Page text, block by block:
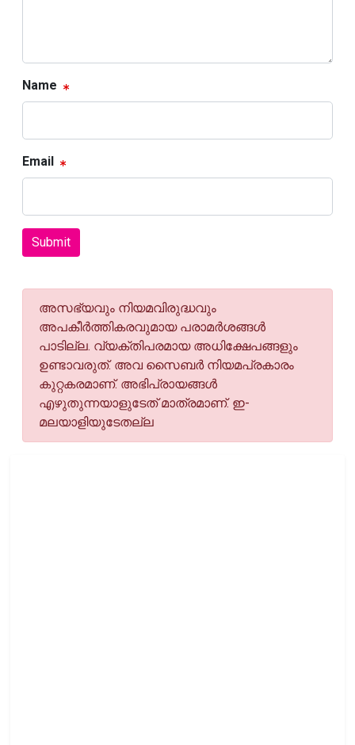
Name
Email
Submit
അസഭ്യവും നിയമവിരുദ്ധവും
അപകീര്‍ത്തികരവുമായ പരാമര്‍ശങ്ങള്‍
പാടില്ല. വ്യക്തിപരമായ അധിക്ഷേപങ്ങളും
ഉണ്ടാവരുത്. അവ സൈബര്‍ നിയമപ്രകാരം
കുറ്റകരമാണ്. അഭിപ്രായങ്ങള്‍
എഴുതുന്നയാളുടേത് മാത്രമാണ്. ഇ-
മലയാളിയുടേതല്ല